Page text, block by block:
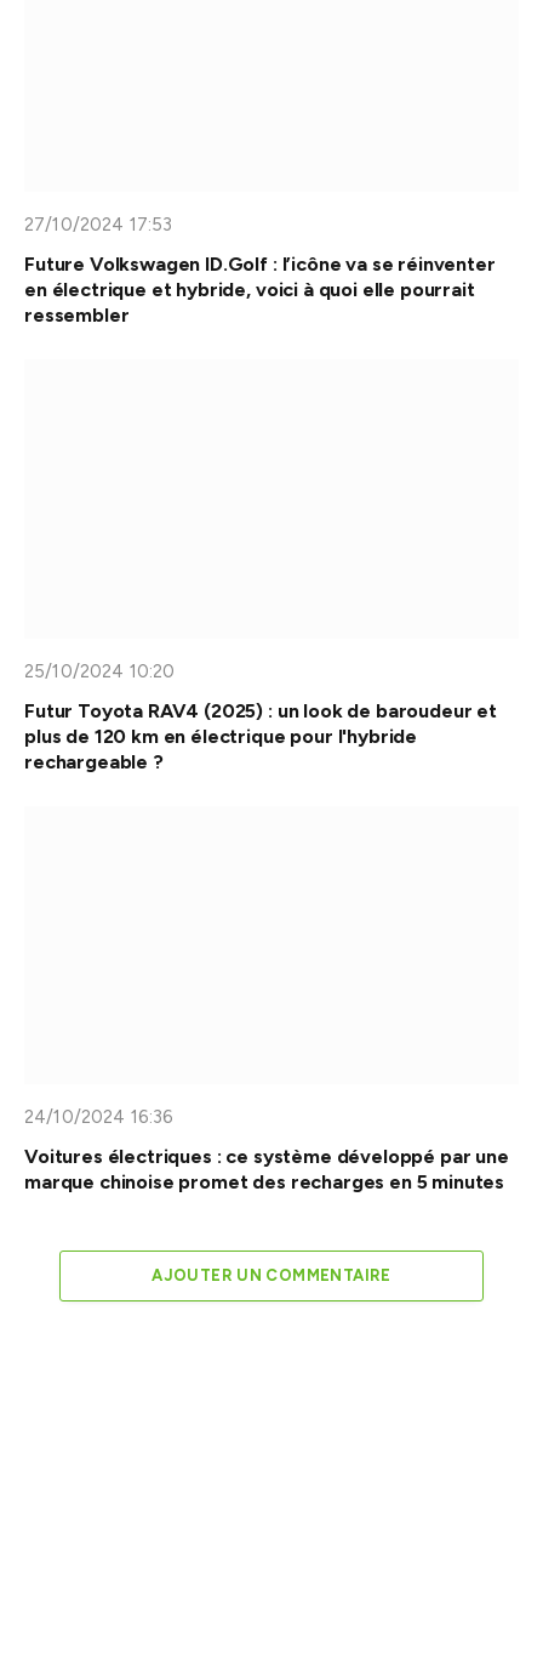
27/10/2024 17:53
Future Volkswagen ID.Golf : l’icône va se réinventer
en électrique et hybride, voici à quoi elle pourrait
ressembler
25/10/2024 10:20
Futur Toyota RAV4 (2025) : un look de baroudeur et
plus de 120 km en électrique pour l'hybride
rechargeable ?
24/10/2024 16:36
Voitures électriques : ce système développé par une
marque chinoise promet des recharges en 5 minutes
AJOUTER UN COMMENTAIRE